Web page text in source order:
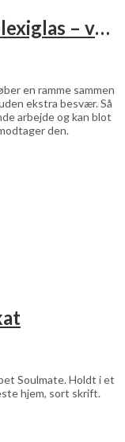
Massiv egetræramme m/plexiglas – vælg størrelse
en ramme sammen
ekstra besvær. Så
arbejde og kan blot
den.
Soulmate. Holdt i et
hjem, sort skrift.